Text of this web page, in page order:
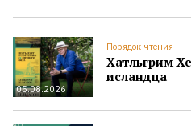
05.08.2026
Порядок чтения
Хатльгрим
исландца